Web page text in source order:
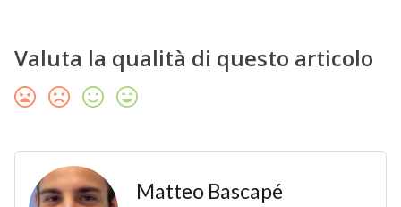
Valuta la qualità di questo articolo
Matteo Bascapé